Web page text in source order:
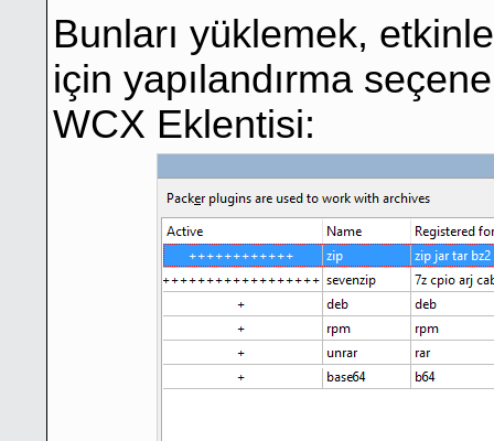
Bunları yüklemek,
için yapılandırma
WCX Eklentisi: